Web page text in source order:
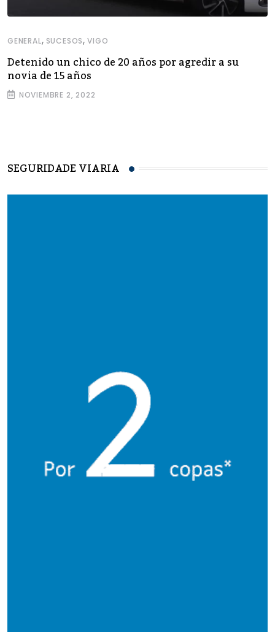
GENERAL, SUCESOS,VIGO
Detenido un chico de 20 años por agredir a su
novia de 15 años
NOVIEMBRE 2, 2022
SEGURIDADE VIARIA